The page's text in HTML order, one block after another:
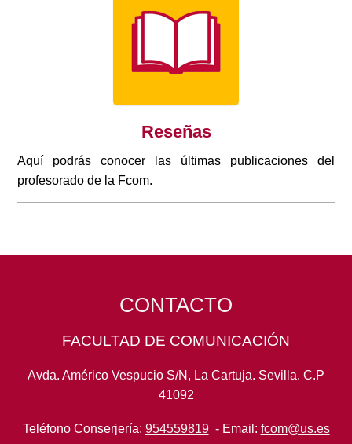
Reseñas
Aquí podrás conocer las últimas publicaciones del
profesorado de la Fcom.
CONTACTO
FACULTAD DE COMUNICACIÓN
Avda. Américo Vespucio S/N, La Cartuja. Sevilla. C.P
41092
Teléfono Conserjería: 954559819- Email: fcom@us.es